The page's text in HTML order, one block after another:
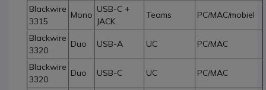
Blackwire
3315
Mono
USB-C +
JACK
Teams PC/MAC/mobiel
Blackwire
3320
Duo USB-A UC PC/MAC
Blackwire
3320
Duo USB-C UC PC/MAC